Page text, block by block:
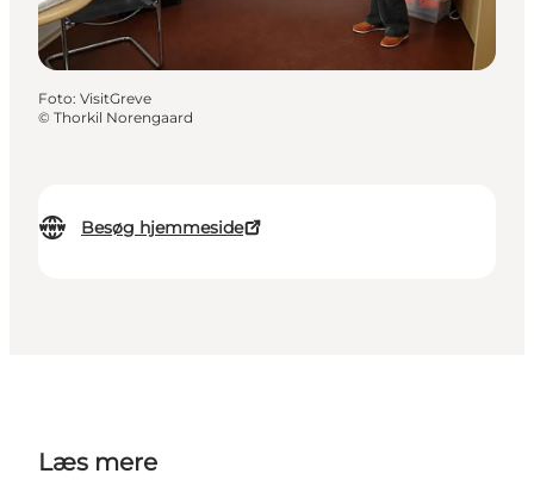
Besøg hjemmeside
Foto: VisitGreve
© Thorkil Norengaard
Læs mere